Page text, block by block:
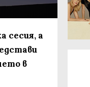
сесия, а
в